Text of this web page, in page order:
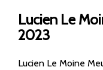
Lucien Le
2023
Lucien Le Moine